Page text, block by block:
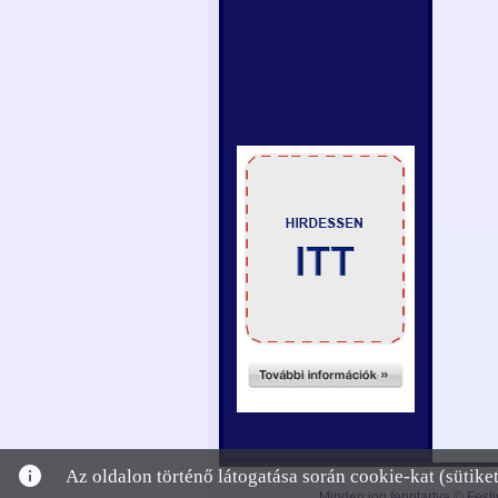
info
Az oldalon történő látogatása során cookie-kat